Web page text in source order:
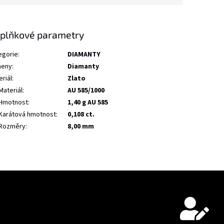
parametry
:
DIAMANTY
:
Diamanty
:
Zlato
:
AU 585/1000
:
1,40 g AU 585
hmotnost:
0,108 ct.
: 8,00 mm